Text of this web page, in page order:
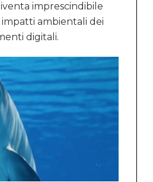
imprescindibile
ambientali dei
digitali.